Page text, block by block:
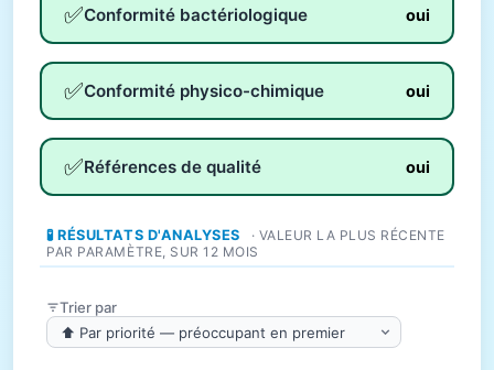
✅Conformité bactériologique oui
✅Conformité physico-chimique oui
✅Références de qualité oui
🧪 RÉSULTATS D'ANALYSES
· VALEUR LA PLUS RÉCENTE
PAR PARAMÈTRE, SUR 12 MOIS
Trier par